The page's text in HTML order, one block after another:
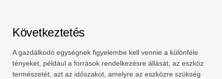
Következtetés
A gazdálkodó egységnek figyelembe kell vennie a különféle
tényeket, például a források rendelkezésre állását, az eszköz
természetét, azt az időszakot, amelyre az eszközre szükség